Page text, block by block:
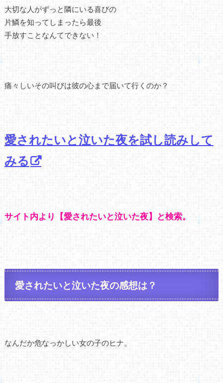
大切な人がずっと隣にいる喜びの
片鱗を知ってしまったら最後
手放すことなんてできない！
痛々しいその叫びは彼の心まで届いて行くのか？
愛されたいと泣いた夜を試し読みして
みる
サイト内より【愛されたいと泣いた夜】と検索。
愛されたいと泣いた夜の感想は？
なんだか危なっかしい女の子のヒナ。